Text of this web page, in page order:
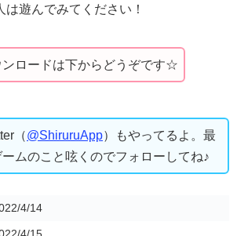
遊んでみてください！
ンロードは下からどうぞです☆
（@ShiruruApp）もやってるよ。最
ームのこと呟くのでフォローしてね♪
4/14
4/15